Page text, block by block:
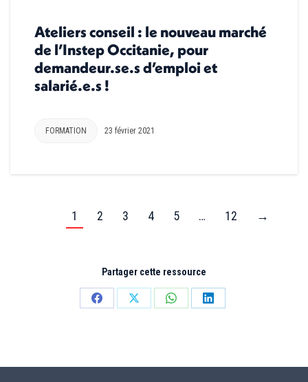
Ateliers conseil : le nouveau marché
de l’Instep Occitanie, pour
demandeur.se.s d’emploi et
salarié.e.s !
FORMATION 23 février 2021
1 2 3 4 5 … 12 →
Partager cette ressource
PartagerPartagerPartagerPartager